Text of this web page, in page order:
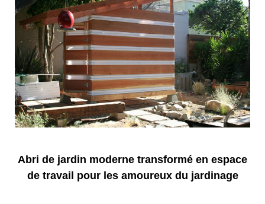
Abri de jardin moderne transformé en espace
de travail pour les amoureux du jardinage